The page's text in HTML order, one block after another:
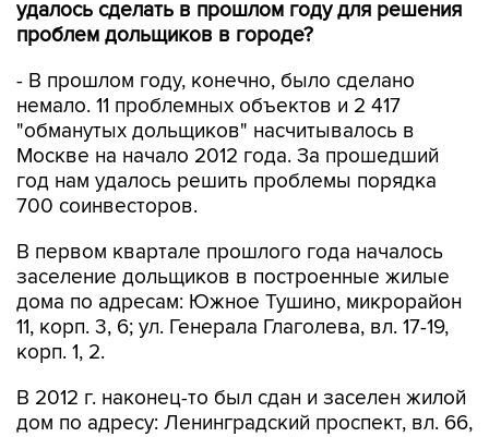
удалось сделать в прошлом году для решения
проблем дольщиков в городе?
- В прошлом году, конечно, было сделано
немало. 11 проблемных объектов и 2 417
"обманутых дольщиков" насчитывалось в
Москве на начало 2012 года. За прошедший
год нам удалось решить проблемы порядка
700 соинвесторов.
В первом квартале прошлого года началось
заселение дольщиков в построенные жилые
дома по адресам: Южное Тушино, микрорайон
11, корп. 3, 6; ул. Генерала Глаголева, вл. 17-19,
корп. 1, 2.
В 2012 г. наконец-то был сдан и заселен жилой
дом по адресу: Ленинградский проспект, вл. 66,